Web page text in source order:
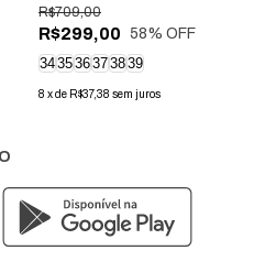
R$299,00
R$709,00
58% OFF
343536373839
8 xde R$37,38 sem juros